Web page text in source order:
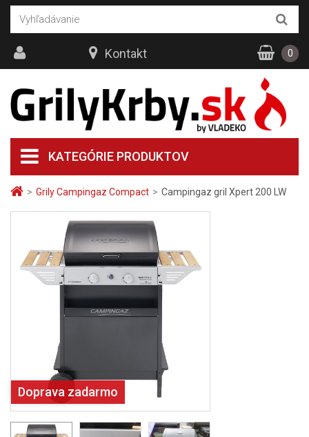
> Grily Campingaz Compact > Campingaz gril Xpert 200 LW
Doprava zadarmo
KATEGÓRIE PRODUKTOV
Kontakt 0